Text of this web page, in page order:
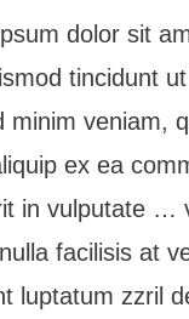
dolor sit
tincidunt
minim veniam,
ex ea
in vulputate …
facilisis at
luptatum zzril